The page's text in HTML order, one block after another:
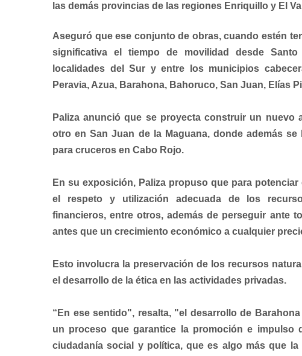
las demás provincias de las regiones Enriquillo y El
Aseguró que ese conjunto de obras, cuando estén
significativa el tiempo de movilidad desde
localidades del Sur y entre los municipios
Peravia, Azua, Barahona, Bahoruco, San Juan, Elías
Paliza anunció que se proyecta construir un nuevo
otro en San Juan de la Maguana, donde además
para cruceros en Cabo Rojo.
En su exposición, Paliza propuso que para
el respeto y utilización adecuada de los
financieros, entre otros, además de perseguir ante
antes que un crecimiento económico a cualquier
Esto involucra la preservación de los recursos
el desarrollo de la ética en las actividades privadas.
“En ese sentido", resalta, "el desarrollo de
un proceso que garantice la promoción e impulso
ciudadanía social y política, que es algo más que